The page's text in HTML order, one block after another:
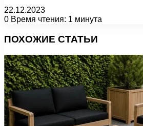
22.12.2023
0 Время чтения: 1 минута
ПОХОЖИЕ СТАТЬИ